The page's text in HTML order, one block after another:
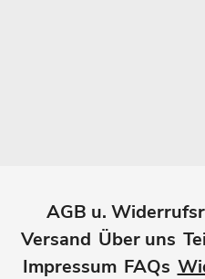
AGB u.
Versand Über uns
Impressum FAQs